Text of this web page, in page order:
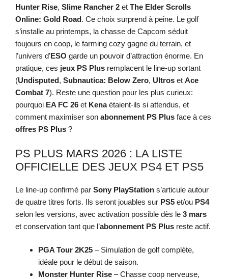
Hunter Rise, Slime Rancher 2 et The Elder Scrolls
Online: Gold Road. Ce choix surprend à peine. Le golf
s’installe au printemps, la chasse de Capcom séduit
toujours en coop, le farming cozy gagne du terrain, et
l’univers d’ESO garde un pouvoir d’attraction énorme. En
pratique, ces jeux PS Plus remplacent le line-up sortant
(Undisputed, Subnautica: Below Zero, Ultros et Ace
Combat 7). Reste une question pour les plus curieux:
pourquoi EA FC 26 et Kenaétaient-ils si attendus, et
comment maximiser son abonnement PS Plus face à ces
offres PS Plus ?
PS PLUS MARS 2026 : LA LISTE
OFFICIELLE DES JEUX PS4 ET PS5
Le line-up confirmé par Sony PlayStation s’articule autour
de quatre titres forts. Ils seront jouables sur PS5 et/ou PS4
selon les versions, avec activation possible dès le 3 mars
et conservation tant que l’abonnement PS Plus reste actif.
PGA Tour 2K25 – Simulation de golf complète,
idéale pour le début de saison.
Monster Hunter Rise – Chasse coop nerveuse,